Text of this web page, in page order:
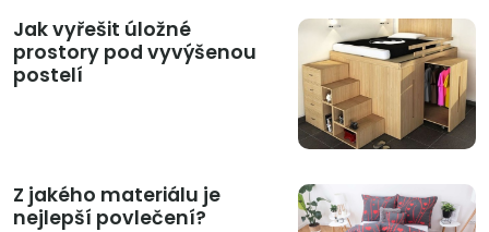
Jak vyřešit úložné
prostory pod vyvýšenou
postelí
Z jakého materiálu je
nejlepší povlečení?